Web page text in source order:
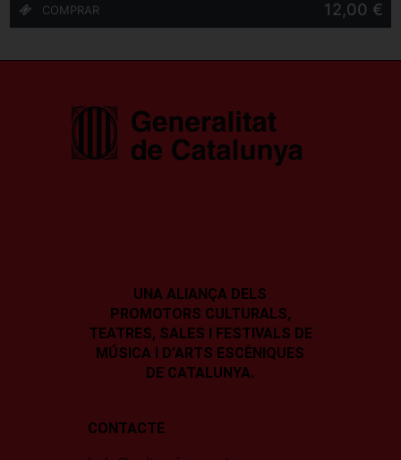
12,00 €
UNA ALIANÇA DELS
PROMOTORS CULTURALS,
TEATRES, SALES I
FESTIVALS DE
MÚSICA I D’ARTS ESCÈNIQUES
DE CATALUNYA.
CONTACTE